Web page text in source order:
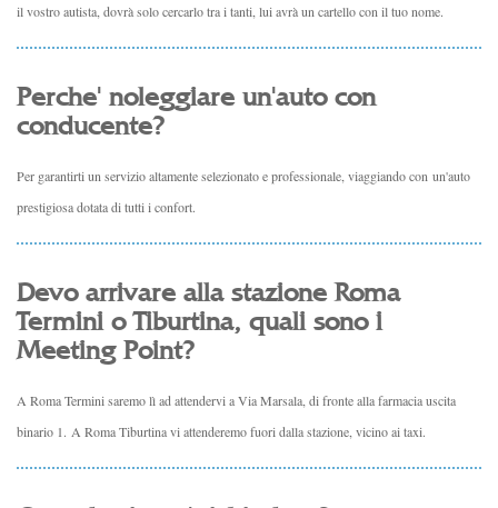
il vostro autista, dovrà solo cercarlo tra i tanti, lui avrà un cartello con il tuo nome.
Perche' noleggiare un'auto con
conducente?
Per garantirti un servizio altamente selezionato e professionale, viaggiando con un'auto
prestigiosa dotata di tutti i confort.
Devo arrivare alla stazione Roma
Termini o Tiburtina, quali sono i
Meeting Point?
A Roma Termini saremo lì ad attendervi a Via Marsala, di fronte alla farmacia uscita
binario 1. A Roma Tiburtina vi attenderemo fuori dalla stazione, vicino ai taxi.